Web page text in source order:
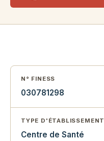
N° FINESS
030781298
TYPE D'ÉTABLISSEMENT
Centre de Santé